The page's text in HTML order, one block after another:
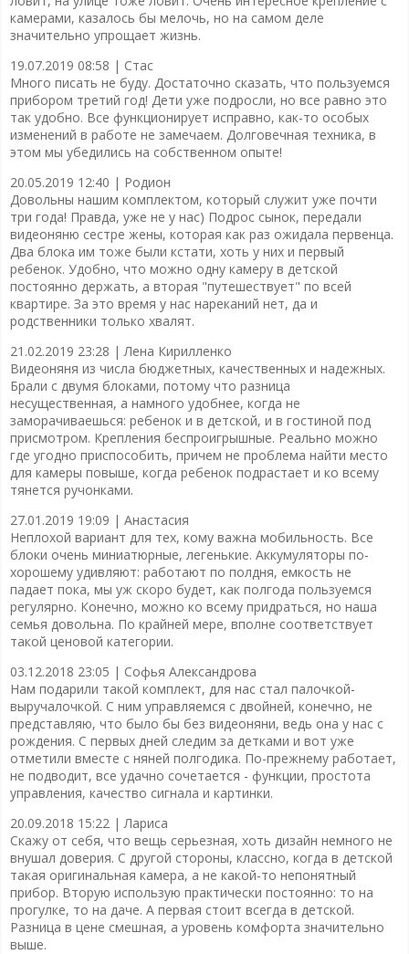
камерами, казалось бы мелочь, но на самом деле
значительно упрощает жизнь.
19.07.2019 08:58 | Стас
Много писать не буду. Достаточно сказать, что пользуемся
прибором третий год! Дети уже подросли, но все равно это
так удобно. Все функционирует исправно, как-то особых
изменений в работе не замечаем. Долговечная техника, в
этом мы убедились на собственном опыте!
20.05.2019 12:40 | Родион
Довольны нашим комплектом, который служит уже почти
три года! Правда, уже не у нас) Подрос сынок, передали
видеоняню сестре жены, которая как раз ожидала первенца.
Два блока им тоже были кстати, хоть у них и первый
ребенок. Удобно, что можно одну камеру в детской
постоянно держать, а вторая "путешествует" по всей
квартире. За это время у нас нареканий нет, да и
родственники только хвалят.
21.02.2019 23:28 | Лена Кирилленко
Видеоняня из числа бюджетных, качественных и надежных.
Брали с двумя блоками, потому что разница
несущественная, а намного удобнее, когда не
заморачиваешься: ребенок и в детской, и в гостиной под
присмотром. Крепления беспроигрышные. Реально можно
где угодно приспособить, причем не проблема найти место
для камеры повыше, когда ребенок подрастает и ко всему
тянется ручонками.
27.01.2019 19:09 | Анастасия
Неплохой вариант для тех, кому важна мобильность. Все
блоки очень миниатюрные, легенькие. Аккумуляторы по-
хорошему удивляют: работают по полдня, емкость не
падает пока, мы уж скоро будет, как полгода пользуемся
регулярно. Конечно, можно ко всему придраться, но наша
семья довольна. По крайней мере, вполне соответствует
такой ценовой категории.
03.12.2018 23:05 | Софья Александрова
Нам подарили такой комплект, для нас стал палочкой-
выручалочкой. С ним управляемся с двойней, конечно, не
представляю, что было бы без видеоняни, ведь она у нас с
рождения. С первых дней следим за детками и вот уже
отметили вместе с няней полгодика. По-прежнему работает,
не подводит, все удачно сочетается - функции, простота
управления, качество сигнала и картинки.
20.09.2018 15:22 | Лариса
Скажу от себя, что вещь серьезная, хоть дизайн немного не
внушал доверия. С другой стороны, классно, когда в детской
такая оригинальная камера, а не какой-то непонятный
прибор. Вторую использую практически постоянно: то на
прогулке, то на даче. А первая стоит всегда в детской.
Разница в цене смешная, а уровень комфорта значительно
выше.